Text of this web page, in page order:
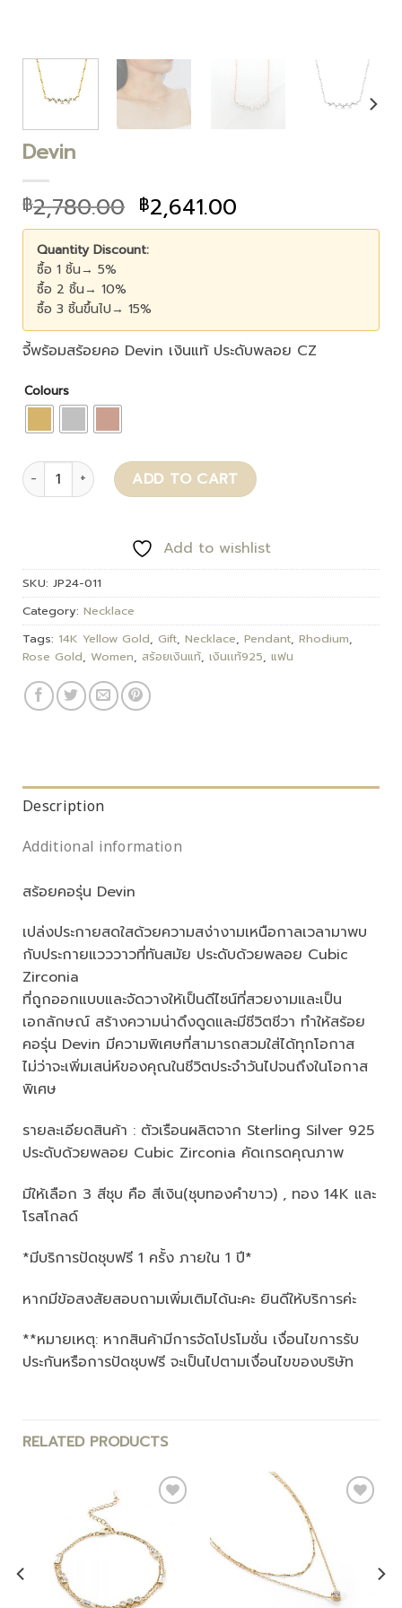
Devin
฿2,780.00 ฿2,641.00
Quantity Discount:
ซื้อ 1 ชิ้น→ 5%
ซื้อ 2 ชิ้น→ 10%
ซื้อ 3 ชิ้นขึ้นไป→ 15%
จี้พร้อมสร้อยคอ Devin เงินแท้ ประดับพลอย CZ
Colours
Devin quantity ADD TO CART
Add to wishlist
SKU: JP24-011
Category: Necklace
Tags: 14K Yellow Gold, Gift, Necklace, Pendant, Rhodium,
Rose Gold, Women, สร้อยเงินแท้, เงินเเท้925, แฟน
Description
Additional information
สร้อยคอรุ่น Devin
เปล่งประกายสดใสด้วยความสง่างามเหนือกาลเวลามาพบ
กับประกายแวววาวที่ทันสมัย ประดับด้วยพลอย Cubic
Zirconia
ที่ถูกออกแบบและจัดวางให้เป็นดีไซน์ที่สวยงามและเป็น
เอกลักษณ์ สร้างความน่าดึงดูดและมีชีวิตชีวา ทำให้สร้อย
คอรุ่น Devin มีความพิเศษที่สามารถสวมใส่ได้ทุกโอกาส
ไม่ว่าจะเพิ่มเสน่ห์ของคุณในชีวิตประจำวันไปจนถึงในโอกาส
พิเศษ
รายละเอียดสินค้า : ตัวเรือนผลิตจาก Sterling Silver 925
ประดับด้วยพลอย Cubic Zirconia คัดเกรดคุณภาพ
มีให้เลือก 3 สีชุบ คือ สีเงิน(ชุบทองคำขาว) , ทอง 14K และ
โรสโกลด์
*มีบริการปัดชุบฟรี 1 ครั้ง ภายใน 1 ปี*
หากมีข้อสงสัยสอบถามเพิ่มเติมได้นะคะ ยินดีให้บริการค่ะ
**หมายเหตุ: หากสินค้ามีการจัดโปรโมชั่น เงื่อนไขการรับ
ประกันหรือการปัดชุบฟรี จะเป็นไปตามเงื่อนไขของบริษัท
RELATED PRODUCTS
Add to
wishlist